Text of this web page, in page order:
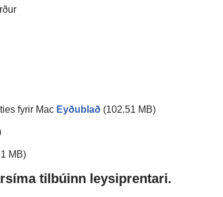
fyrir Mac Eyðublað (102.51 MB)
MB)
tilbúinn leysiprentari.